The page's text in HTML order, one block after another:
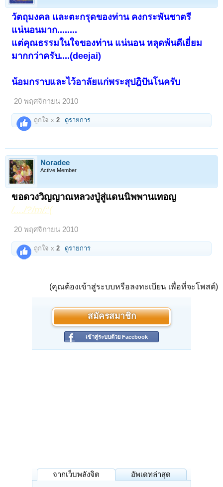
วัตถุมงคล และตะกรุดของท่าน คงกระพันชาตรี
แน่นอนมาก........
แต่คุณธรรมในใจของท่าน แน่นอน หลุดพ้นดีเยี่ยม
มากกว่าครับ....(deejai)
น้อมกราบและไว้อาลัยแก่พระสุปฎิปันโนครับ
20 พฤศจิกายน 2010
ถูกใจ x2 ดูรายการ
Noradee
Active Member
ขอดวงวิญญาณหลวงปู่สู่แดนนิพพานเทอญ
/..../?/m/:'(
20 พฤศจิกายน 2010
ถูกใจ x2 ดูรายการ
(คุณต้องเข้าสู่ระบบหรือลงทะเบียน เพื่อที่จะโพสต์)
สมัครสมาชิก
เข้าสู่ระบบด้วย Facebook
จากเว็บพลังจิต อัพเดทล่าสุด